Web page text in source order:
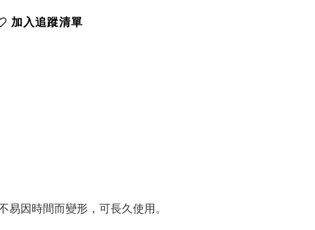
加入追蹤清單
因時間而變形，可長久使用。